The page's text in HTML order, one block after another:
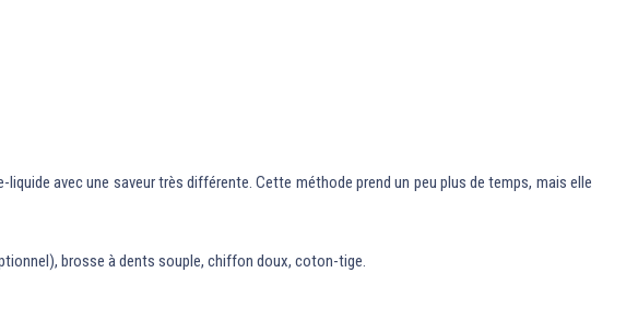
avec une saveur très différente. Cette méthode prend un peu plus de temps, mais elle
brosse à dents souple, chiffon doux, coton-tige.